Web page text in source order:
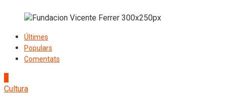
Últimes
Populars
Comentats
Cultura